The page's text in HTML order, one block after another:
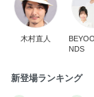
木村直人
NDS
新登場ランキング